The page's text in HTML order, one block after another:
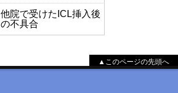
他院で受けたICL挿入後
の不具合
▲このページの先頭へ